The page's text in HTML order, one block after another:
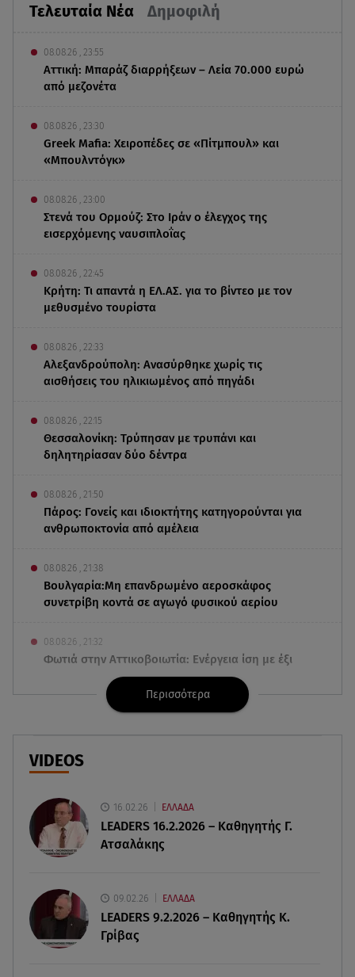
Τελευταία Νέα Δημοφιλή
08.08.26 , 23:55
Αττική: Μπαράζ διαρρήξεων – Λεία 70.000 ευρώ
από μεζονέτα
08.08.26 , 23:30
Greek Mafia: Χειροπέδες σε «Πίτμπουλ» και
«Μπουλντόγκ»
08.08.26 , 23:00
Στενά του Ορμούζ: Στο Ιράν ο έλεγχος της
εισερχόμενης ναυσιπλοΐας
08.08.26 , 22:45
Κρήτη: Τι απαντά η ΕΛ.ΑΣ. για το βίντεο με τον
μεθυσμένο τουρίστα
08.08.26 , 22:33
Αλεξανδρούπολη: Ανασύρθηκε χωρίς τις
αισθήσεις του ηλικιωμένος από πηγάδι
08.08.26 , 22:15
Θεσσαλονίκη: Τρύπησαν με τρυπάνι και
δηλητηρίασαν δύο δέντρα
08.08.26 , 21:50
Πάρος: Γονείς και ιδιοκτήτης κατηγορούνται για
ανθρωποκτονία από αμέλεια
08.08.26 , 21:38
Βουλγαρία:Μη επανδρωμένο αεροσκάφος
συνετρίβη κοντά σε αγωγό φυσικού αερίου
08.08.26 , 21:32
Φωτιά στην Αττικοβοιωτία: Ενέργεια ίση με έξι
ατομικές βόμβες
«Ισλαμικό ΝΑΤΟ»: Πώς επηρεάζεται η Ελλάδα
Τραγωδία στην Πάρο: Νεκρό 4χρονο παιδί σε
πισίνα
500 για το 2026
08.08.26 , 17:45
Περισσότερα
VIDEOS
16.02.26 ΕΛΛΑΔΑ
LEADERS 16.2.2026 – Καθηγητής Γ.
Ατσαλάκης
09.02.26 ΕΛΛΑΔΑ
LEADERS 9.2.2026 – Καθηγητής Κ.
Γρίβας